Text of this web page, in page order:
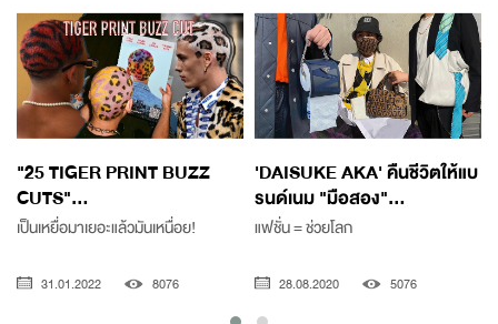
"25 TIGER PRINT BUZZ
CUTS"...
เป็นเหยื่อมาเยอะแล้วมันเหนื่อย!
31.01.2022 8076
'DAISUKE AKA' คืนชีวิตให้แบ
รนด์เนม "มือสอง"...
แฟชั่น = ช่วยโลก
28.08.2020 5076